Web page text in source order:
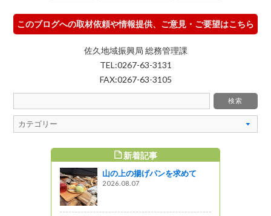
このブログへの取材依頼や情報提供、ご意見・ご要望はこちら
佐久地域振興局 総務管理課
TEL:0267-63-3131
FAX:0267-63-3105
新着記事
山の上の揚げパンを求めて
2026.08.07